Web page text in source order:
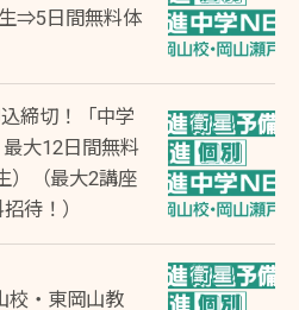
⇒5日間無料体
締切！「中学
大12日間無料
）（最大2講座
待！）
・東岡山教